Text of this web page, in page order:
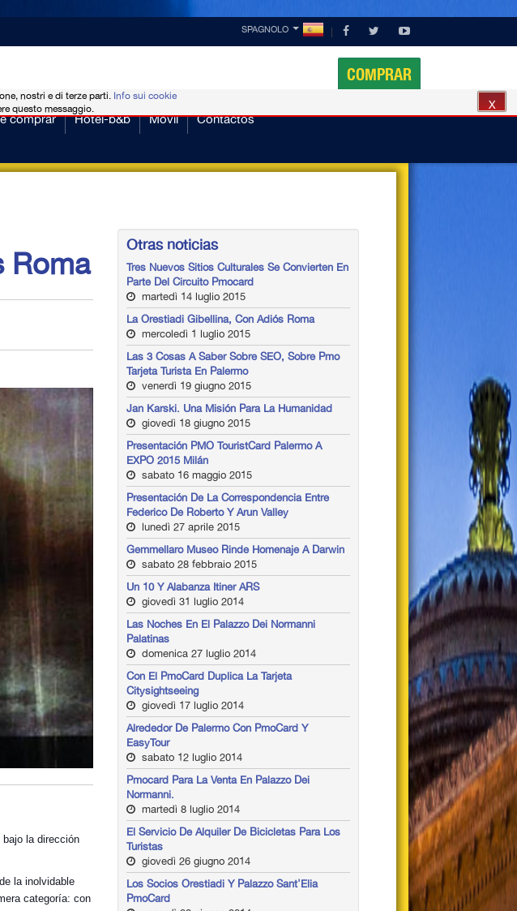
SPAGNOLO
COMPRAR
comprar Hotel-b&b Móvil
Contactos
Roma
la dirección
la inolvidable
categoría: con
Otras noticias
Tres Nuevos Sitios Culturales Se Convierten En
Parte Del Circuito Pmocard
martedì 14 luglio 2015
La Orestiadi Gibellina, Con Adiós Roma
mercoledì 1 luglio 2015
Las 3 Cosas A Saber Sobre SEO, Sobre Pmo
Tarjeta Turista En Palermo
venerdì 19 giugno 2015
Jan Karski. Una Misión Para La Humanidad
giovedì 18 giugno 2015
Presentación PMO TouristCard Palermo A
EXPO 2015 Milán
sabato 16 maggio 2015
Presentación De La Correspondencia Entre
Federico De Roberto Y Arun Valley
lunedì 27 aprile 2015
Gemmellaro Museo Rinde Homenaje A Darwin
sabato 28 febbraio 2015
Un 10 Y Alabanza Itiner ARS
giovedì 31 luglio 2014
Las Noches En El Palazzo Dei Normanni
Palatinas
domenica 27 luglio 2014
Con El PmoCard Duplica La Tarjeta
Citysightseeing
giovedì 17 luglio 2014
Alrededor De Palermo Con PmoCard Y
EasyTour
sabato 12 luglio 2014
Pmocard Para La Venta En Palazzo Dei
Normanni.
martedì 8 luglio 2014
El Servicio De Alquiler De Bicicletas Para Los
Turistas
giovedì 26 giugno 2014
Los Socios Orestiadi Y Palazzo Sant'Elia
PmoCard
nostri e di terze parti. Info sui cookie
questo messaggio.
X